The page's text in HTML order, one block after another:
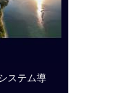
ステム導